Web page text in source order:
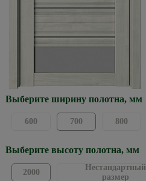
Выберите ширину полотна, мм
600 700 800
Выберите высоту полотна, мм
2000
Нестандартный
размер